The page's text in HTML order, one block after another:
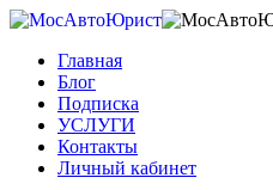
Главная
Блог
Подписка
УСЛУГИ
Контакты
Личный кабинет